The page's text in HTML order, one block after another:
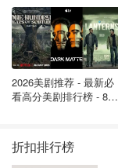
2026美剧推荐 - 最新必
看高分美剧排行榜 - 8月
折扣排行榜